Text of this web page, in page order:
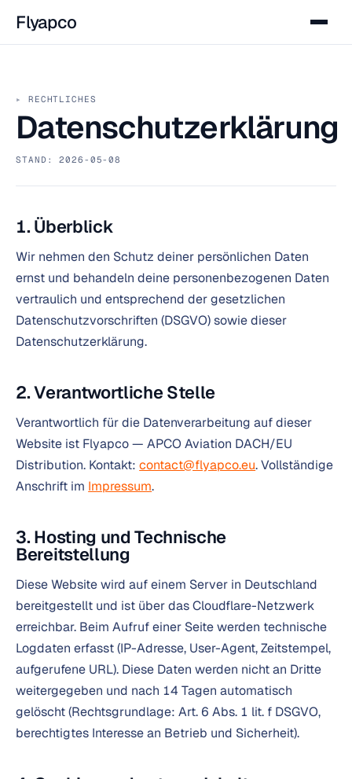
Flyapco
RECHTLICHES
Datenschutzerklärung
STAND: 2026-05-08
1. Überblick
Wir nehmen den Schutz deiner persönlichen Daten
ernst und behandeln deine personenbezogenen Daten
vertraulich und entsprechend der gesetzlichen
Datenschutzvorschriften (DSGVO) sowie dieser
Datenschutzerklärung.
2. Verantwortliche Stelle
Verantwortlich für die Datenverarbeitung auf dieser
Website ist Flyapco — APCO Aviation DACH/EU
Distribution. Kontakt:contact@flyapco.eu. Vollständige
Anschrift im Impressum.
3. Hosting und Technische
Bereitstellung
Diese Website wird auf einem Server in Deutschland
bereitgestellt und ist über das Cloudflare-Netzwerk
erreichbar. Beim Aufruf einer Seite werden technische
Logdaten erfasst (IP-Adresse, User-Agent, Zeitstempel,
aufgerufene URL). Diese Daten werden nicht an Dritte
weitergegeben und nach 14 Tagen automatisch
gelöscht (Rechtsgrundlage: Art. 6 Abs. 1 lit. f DSGVO,
berechtigtes Interesse an Betrieb und Sicherheit).